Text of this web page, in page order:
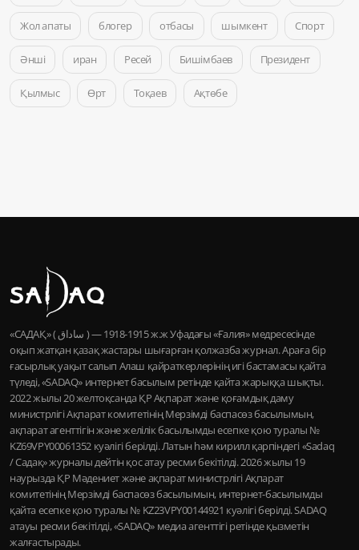
Жол апаты блогер отбасы шымкент Спорт
Әнші иран Ресей Бишімбаев Президент
Қылмыс Өрт Тоқаев Ақтөбе
«САДАҚ» ( ساداق ) — 1915-1918 ж.ж Уфадағы «Ғалия» медресесінде
оқып жатқан қазақ жастары шығарған қолжазба журнал. Араға бір
ғасырлық уақыт салып Алаш қайраткерлерінің игі бастамасы қайта
түледі, «SADAQ» интернет басылым ретінде қайта жарыққа шықты.
2022 жылы 20 желтоқсанда ҚР Ақпарат және қоғамдық даму
министрлігі Ақпарат комитетінің Мерзімді баспасөз басылымын,
ақпарат агенттігін және желілік басылымды есепке қою туралы №
KZ69VPY00061352 куәлігі берілді. Латын һәм кирилл қарпіндегі «Sadaq
/ Садақ» журналы дейтін қос атау ресми бекітілді. 2026 жылы 19
наурызда ҚР Мәдениет және ақпарат министрлігі Ақпарат
комитетінің Мерзімді баспасөз басылымын, интернет-басылымды
қайта есепке қою туралы № KZ23VPY00144921 куәлігі берілді. SADAQ
атауы ресми бекітілді, «SADAQ» медиа агенттігі ретінде қызметін
жалғастырады.